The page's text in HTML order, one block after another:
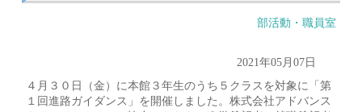
部活動・職員室
2021年05月07日
４月３０日（金）に本館３年生のうち５クラスを対象に「第
１回進路ガイダンス」を開催しました。株式会社アドバンス